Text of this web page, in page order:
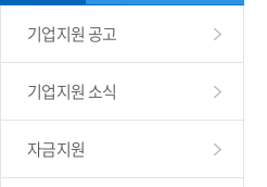
기업지원 공고
기업지원 소식
자금지원